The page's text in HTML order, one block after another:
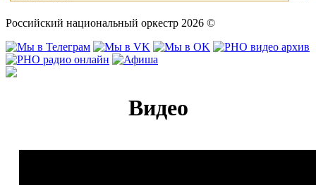
Российский национальный оркестр 2026 ©
Видео